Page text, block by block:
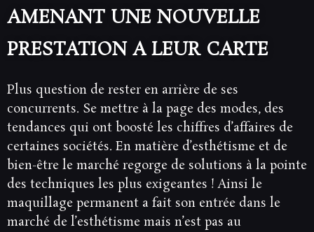
AMENANT UNE NOUVELLE
PRESTATION A LEUR CARTE
Plus question de rester en arrière de ses
concurrents. Se mettre à la page des modes, des
tendances qui ont boosté les chiffres d’affaires de
certaines sociétés. En matière d’esthétisme et de
bien-être le marché regorge de solutions à la pointe
des techniques les plus exigeantes ! Ainsi le
maquillage permanent a fait son entrée dans le
marché de l’esthétisme mais n’est pas au